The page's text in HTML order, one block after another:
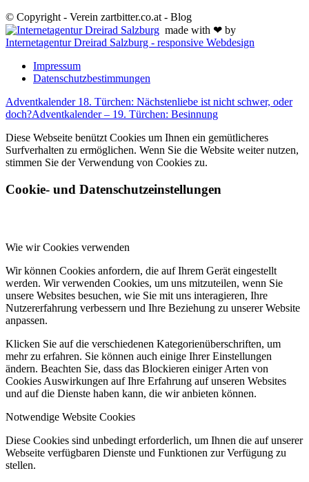
© Copyright - Verein zartbitter.co.at - Blog
made with ❤ by
Internetagentur Dreirad Salzburg - responsive Webdesign
Impressum
Datenschutzbestimmungen
Adventkalender 18. Türchen: Nächstenliebe ist nicht schwer, oder
doch?Adventkalender – 19. Türchen: Besinnung
Diese Webseite benützt Cookies um Ihnen ein gemütlicheres
Surfverhalten zu ermöglichen. Wenn Sie die Website weiter nutzen,
stimmen Sie der Verwendung von Cookies zu.
Cookie- und Datenschutzeinstellungen
Wie wir Cookies verwenden
Wir können Cookies anfordern, die auf Ihrem Gerät eingestellt
werden. Wir verwenden Cookies, um uns mitzuteilen, wenn Sie
unsere Websites besuchen, wie Sie mit uns interagieren, Ihre
Nutzererfahrung verbessern und Ihre Beziehung zu unserer Website
anpassen.
Klicken Sie auf die verschiedenen Kategorienüberschriften, um
mehr zu erfahren. Sie können auch einige Ihrer Einstellungen
ändern. Beachten Sie, dass das Blockieren einiger Arten von
Cookies Auswirkungen auf Ihre Erfahrung auf unseren Websites
und auf die Dienste haben kann, die wir anbieten können.
Notwendige Website Cookies
Diese Cookies sind unbedingt erforderlich, um Ihnen die auf unserer
Webseite verfügbaren Dienste und Funktionen zur Verfügung zu
stellen.